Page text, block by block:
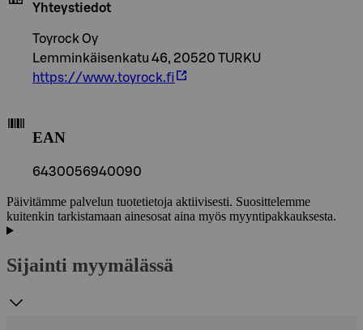
Yhteystiedot
Toyrock Oy
Lemminkäisenkatu 46, 20520 TURKU
https://www.toyrock.fi
EAN
6430056940090
Päivitämme palvelun tuotetietoja aktiivisesti. Suosittelemme
kuitenkin tarkistamaan ainesosat aina myös myyntipakkauksesta.
Sijainti myymälässä